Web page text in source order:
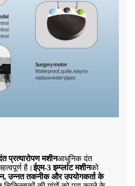
प्रत्यारोपण मशीनआधुनिक दंत
है।ईएम-3 इम्प्लांट मशीनको
उन्नत तकनीक और उपयोगकर्ता के